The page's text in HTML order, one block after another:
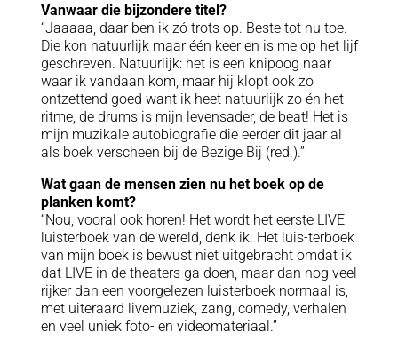
Vanwaar die bijzondere titel?
“Jaaaaa, daar ben ik zó trots op. Beste tot nu toe.
Die kon natuurlijk maar één keer en is me op het lijf
geschreven. Natuurlijk: het is een knipoog naar
waar ik vandaan kom, maar hij klopt ook zo
ontzettend goed want ik heet natuurlijk zo én het
ritme, de drums is mijn levensader, de beat! Het is
mijn muzikale autobiografie die eerder dit jaar al
als boek verscheen bij de Bezige Bij (red.).”
Wat gaan de mensen zien nu het boek op de
planken komt?
“Nou, vooral ook horen! Het wordt het eerste LIVE
luisterboek van de wereld, denk ik. Het luis-terboek
van mijn boek is bewust niet uitgebracht omdat ik
dat LIVE in de theaters ga doen, maar dan nog veel
rijker dan een voorgelezen luisterboek normaal is,
met uiteraard livemuziek, zang, comedy, verhalen
en veel uniek foto- en videomateriaal.”